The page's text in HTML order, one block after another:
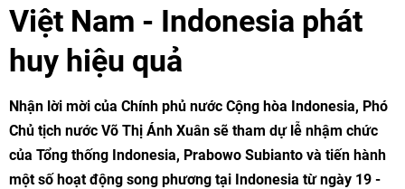
Việt Nam - Indonesia phát
huy hiệu quả
Nhận lời mời của Chính phủ nước Cộng hòa Indonesia, Phó
Chủ tịch nước Võ Thị Ánh Xuân sẽ tham dự lễ nhậm chức
của Tổng thống Indonesia, Prabowo Subianto và tiến hành
một số hoạt động song phương tại Indonesia từ ngày 19 -